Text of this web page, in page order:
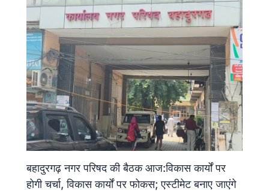
बहादुरगढ़ नगर परिषद की बैठक आज:विकास कार्यों पर
होगी चर्चा, विकास कार्यों पर फोकस; एस्टीमेट बनाए जाएंगे